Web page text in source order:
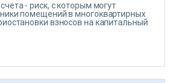
- риск, с которым могут
помещений в многоквартирных
взносов на капитальный